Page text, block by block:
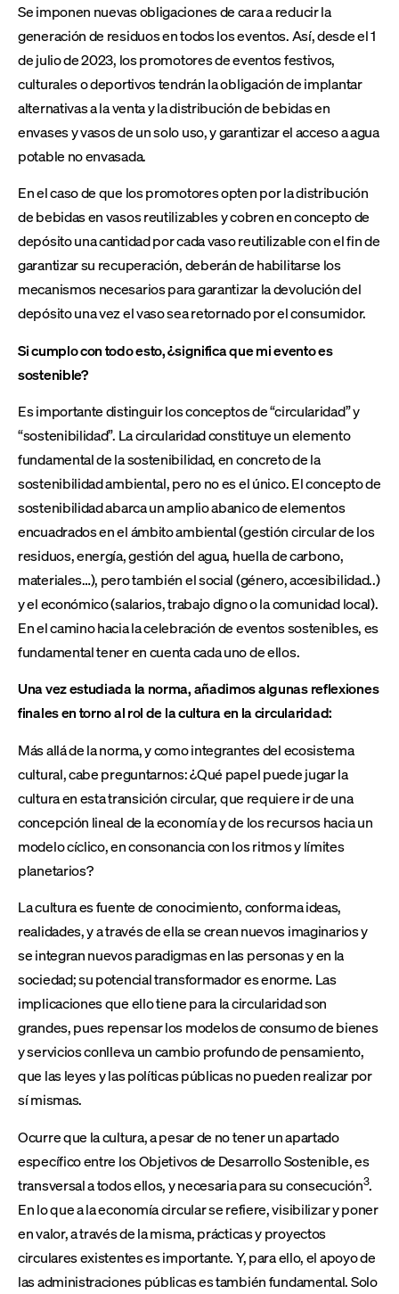
Se imponen nuevas obligaciones de cara a reducir la
generación de residuos en todos los eventos. Así, desde el 1
de julio de 2023, los promotores de eventos festivos,
culturales o deportivos tendrán la obligación de implantar
alternativas a la venta y la distribución de bebidas en
envases y vasos de un solo uso, y garantizar el acceso a agua
potable no envasada.
En el caso de que los promotores opten por la distribución
de bebidas en vasos reutilizables y cobren en concepto de
depósito una cantidad por cada vaso reutilizable con el fin de
garantizar su recuperación, deberán de habilitarse los
mecanismos necesarios para garantizar la devolución del
depósito una vez el vaso sea retornado por el consumidor.
Si cumplo con todo esto, ¿significa que mi evento es
sostenible?
Es importante distinguir los conceptos de “circularidad” y
“sostenibilidad”. La circularidad constituye un elemento
fundamental de la sostenibilidad, en concreto de la
sostenibilidad ambiental, pero no es el único. El concepto de
sostenibilidad abarca un amplio abanico de elementos
encuadrados en el ámbito ambiental (gestión circular de los
residuos, energía, gestión del agua, huella de carbono,
materiales…), pero también el social (género, accesibilidad..)
y el económico (salarios, trabajo digno o la comunidad local).
En el camino hacia la celebración de eventos sostenibles, es
fundamental tener en cuenta cada uno de ellos.
Una vez estudiada la norma, añadimos algunas reflexiones
finales en torno al rol de la cultura en la circularidad:
Más allá de la norma, y como integrantes del ecosistema
cultural, cabe preguntarnos: ¿Qué papel puede jugar la
cultura en esta transición circular, que requiere ir de una
concepción lineal de la economía y de los recursos hacia un
modelo cíclico, en consonancia con los ritmos y límites
planetarios?
La cultura es fuente de conocimiento, conforma ideas,
realidades, y a través de ella se crean nuevos imaginarios y
se integran nuevos paradigmas en las personas y en la
sociedad; su potencial transformador es enorme. Las
implicaciones que ello tiene para la circularidad son
grandes, pues repensar los modelos de consumo de bienes
y servicios conlleva un cambio profundo de pensamiento,
que las leyes y las políticas públicas no pueden realizar por
sí mismas.
Ocurre que la cultura, a pesar de no tener un apartado
específico entre los Objetivos de Desarrollo Sostenible, es
transversal a todos ellos, y necesaria para su consecución3.
En lo que a la economía circular se refiere, visibilizar y poner
en valor, a través de la misma, prácticas y proyectos
circulares existentes es importante. Y, para ello, el apoyo de
las administraciones públicas es también fundamental. Solo